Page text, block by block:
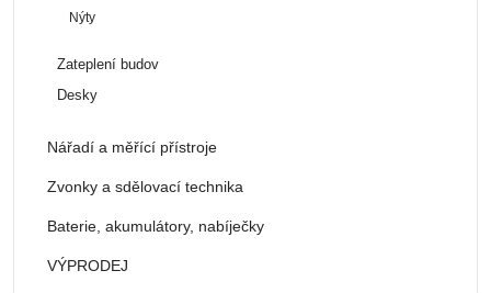
Nýty
Zateplení budov
Desky
Nářadí a měřící přístroje
Zvonky a sdělovací technika
Baterie, akumulátory, nabíječky
VÝPRODEJ